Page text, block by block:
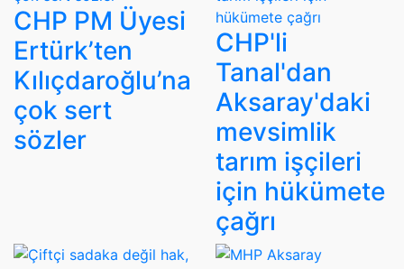
CHP PM Üyesi
Ertürk’ten
Kılıçdaroğlu’na
çok sert
sözler
CHP'li
Tanal'dan
Aksaray'daki
mevsimlik
tarım işçileri
için hükümete
çağrı